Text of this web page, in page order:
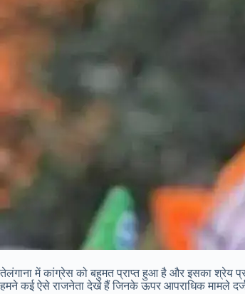
तेलंगाना में कांग्रेस को बहुमत प्राप्त हुआ है और इसका श्रेय
हमने कई ऐसे राजनेता देखे हैं जिनके ऊपर आपराधिक मामले